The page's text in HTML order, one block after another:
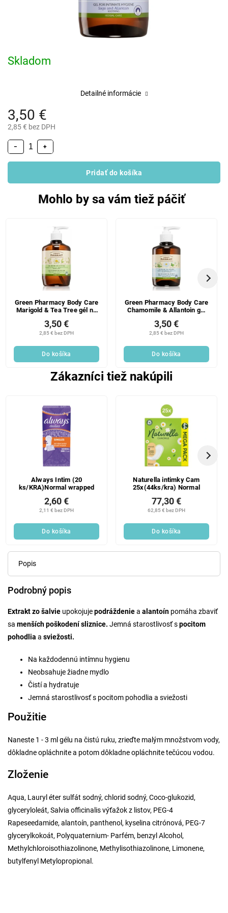
3,50 €
2,85 € bez DPH
Skladom
+
−
Pridať do košíka
Detailné informácie
Mohlo by sa vám tiež páčiť
Green Pharmacy Body Care
Marigold & Tea Tree gél na
Parabens, Artificial
Colouring) 370 ml
2,85 € bez DPH
3,50 €
Do košíka
Green Pharmacy Body Care
Chamomile & Allantoin gél
citlivú pokožku (0%
Parabens, Artificial
2,85 € bez DPH
3,50 €
Do košíka
Zákazníci tiež nakúpili
Always Intim (20
ks/KRA)Normal wrapped
2,11 € bez DPH
2,60 €
Do košíka
Naturella intimky Cam
25x(44ks/kra) Normal
62,85 € bez DPH
77,30 €
Do košíka
Popis
Podrobný popis
Extrakt zošalvie upokojujepodráždeniea alantoín pomáha zbaviť
sa menších poškodení sliznice. Jemná starostlivosť spocitom
pohodlia a sviežosti.
Na každodennú intímnu hygienu
Neobsahuje žiadne mydlo
Čistí a hydratuje
Jemná starostlivosť s pocitom pohodlia a sviežosti
Použitie
Naneste 1 - 3 ml gélu na čistú ruku, zrieďte malým množstvom vody,
dôkladne opláchnite a potom dôkladne opláchnite tečúcou vodou.
Zloženie
Aqua, Lauryl éter sulfát sodný, chlorid sodný, Coco-glukozid,
glyceryloleát, Salvia officinalis výťažok z listov, PEG-4
Rapeseedamide, alantoín, panthenol, kyselina citrónová, PEG-7
glycerylkokoát, Polyquaternium- Parfém, benzyl Alcohol,
Methylchloroisothiazolinone, Methylisothiazolinone, Limonene,
butylfenyl Metylopropional.